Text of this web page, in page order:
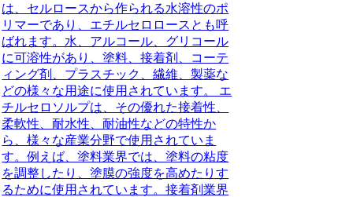
は、セルロースから作られる水溶性のポ
リマーであり、エチルセロロースとも呼
ばれます。水、アルコール、グリコール
に可溶性があり、塗料、接着剤、コーテ
ィング剤、プラスチック、繊維、製薬な
どの様々な用途に使用されています。 エ
チルセロソルプは、その優れた接着性、
柔軟性、耐水性、耐油性などの特性か
ら、様々な産業分野で使用されていま
す。例えば、塗料業界では、塗料の粘度
を調整したり、塗膜の強度を高めたりす
るために使用されています。接着剤業界